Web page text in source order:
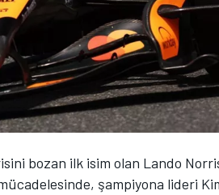
bozan ilk isim olan Lando
şampiyona lideri